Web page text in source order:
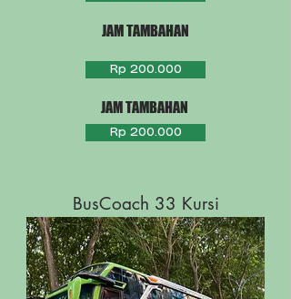
JAM TAMBAHAN
Rp 200.000
JAM TAMBAHAN
Rp 200.000
BusCoach 33 Kursi